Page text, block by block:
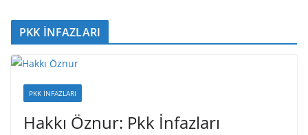
PKK İNFAZLARI
PKK İNFAZLARI
Hakkı Öznur: Pkk İnfazları